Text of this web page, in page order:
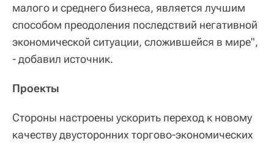
малого и среднего бизнеса, является лучшим
способом преодоления последствий негативной
экономической ситуации, сложившейся в мире",
- добавил источник.
Проекты
Стороны настроены ускорить переход к новому
качеству двусторонних торгово-экономических